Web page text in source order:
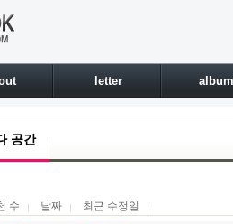
letter album
공간
수 날짜 최근 수정일